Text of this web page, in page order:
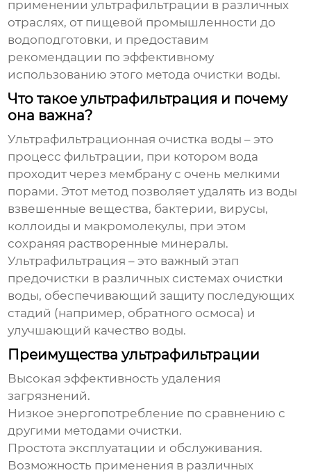
применении ультрафильтрации в различных
отраслях, от пищевой промышленности до
водоподготовки, и предоставим
рекомендации по эффективному
использованию этого метода очистки воды.
Что такое ультрафильтрация и почему
она важна?
Ультрафильтрационная очистка воды – это
процесс фильтрации, при котором вода
проходит через мембрану с очень мелкими
порами. Этот метод позволяет удалять из воды
взвешенные вещества, бактерии, вирусы,
коллоиды и макромолекулы, при этом
сохраняя растворенные минералы.
Ультрафильтрация – это важный этап
предочистки в различных системах очистки
воды, обеспечивающий защиту последующих
стадий (например, обратного осмоса) и
улучшающий качество воды.
Преимущества ультрафильтрации
Высокая эффективность удаления
загрязнений.
Низкое энергопотребление по сравнению с
другими методами очистки.
Простота эксплуатации и обслуживания.
Возможность применения в различных